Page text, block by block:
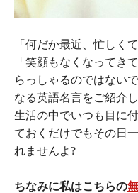
「何だか最近、忙しく
「笑顔もなくなってき
らっしゃるのではない
なる英語名言をご紹介
生活の中でいつも目に
ておくだけでもその日
れませんよ?
ちなみに私はこちらの